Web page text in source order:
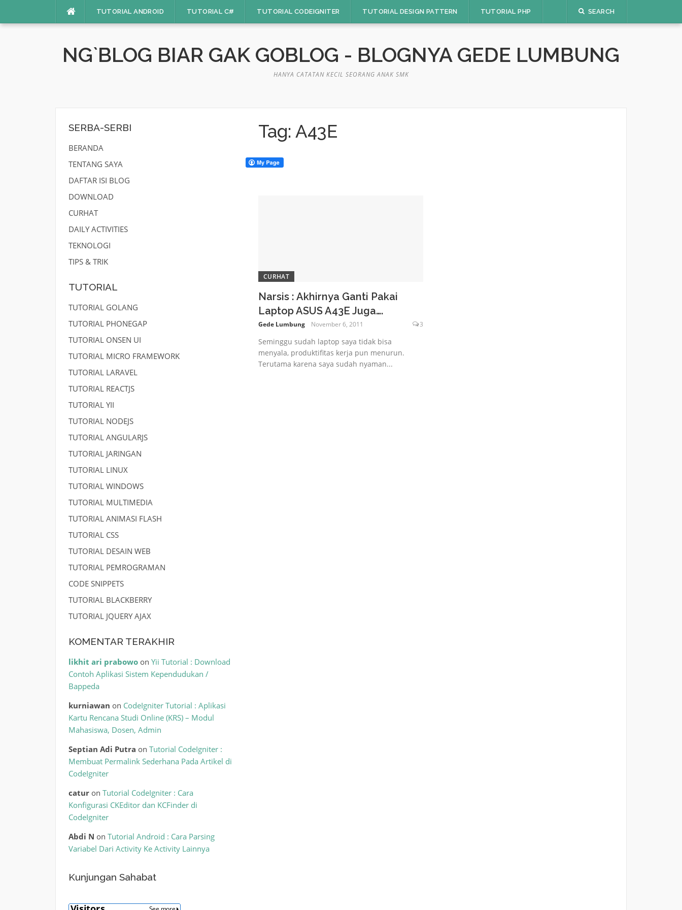
TUTORIAL ANDROID TUTORIAL C# TUTORIAL CODEIGNITER TUTORIAL DESIGN PATTERN TUTORIAL PHP SEARCH
NG`BLOG BIAR GAK GOBLOG - BLOGNYA GEDE LUMBUNG
HANYA CATATAN KECIL SEORANG ANAK SMK
Tag: A43E
CURHAT
Narsis : Akhirnya Ganti Pakai
Laptop ASUS A43E Juga….
Gede Lumbung November 6, 2011 3
Seminggu sudah laptop saya tidak bisa
menyala, produktifitas kerja pun menurun.
Terutama karena saya sudah nyaman...
SERBA-SERBI
BERANDA
TENTANG SAYA
DAFTAR ISI BLOG
DOWNLOAD
CURHAT
DAILY ACTIVITIES
TEKNOLOGI
TIPS & TRIK
TUTORIAL
TUTORIAL GOLANG
TUTORIAL PHONEGAP
TUTORIAL ONSEN UI
TUTORIAL MICRO FRAMEWORK
TUTORIAL LARAVEL
TUTORIAL REACTJS
TUTORIAL YII
TUTORIAL NODEJS
TUTORIAL ANGULARJS
TUTORIAL JARINGAN
TUTORIAL LINUX
TUTORIAL WINDOWS
TUTORIAL MULTIMEDIA
TUTORIAL ANIMASI FLASH
TUTORIAL CSS
TUTORIAL DESAIN WEB
TUTORIAL PEMROGRAMAN
CODE SNIPPETS
TUTORIAL BLACKBERRY
TUTORIAL JQUERY AJAX
KOMENTAR TERAKHIR
likhit ari prabowoon Yii Tutorial : Download
Contoh Aplikasi Sistem Kependudukan /
Bappeda
kurniawan on CodeIgniter Tutorial : Aplikasi
Kartu Rencana Studi Online (KRS) – Modul
Mahasiswa, Dosen, Admin
Septian Adi Putra on Tutorial CodeIgniter :
Membuat Permalink Sederhana Pada Artikel di
CodeIgniter
caturon Tutorial CodeIgniter : Cara
Konfigurasi CKEditor dan KCFinder di
CodeIgniter
Abdi N on Tutorial Android : Cara Parsing
Variabel Dari Activity Ke Activity Lainnya
Kunjungan Sahabat